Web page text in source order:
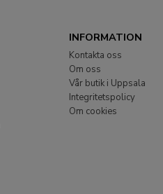
INFORMATION
Kontakta oss
Om oss
Vår butik i Uppsala
Integritetspolicy
Om cookies